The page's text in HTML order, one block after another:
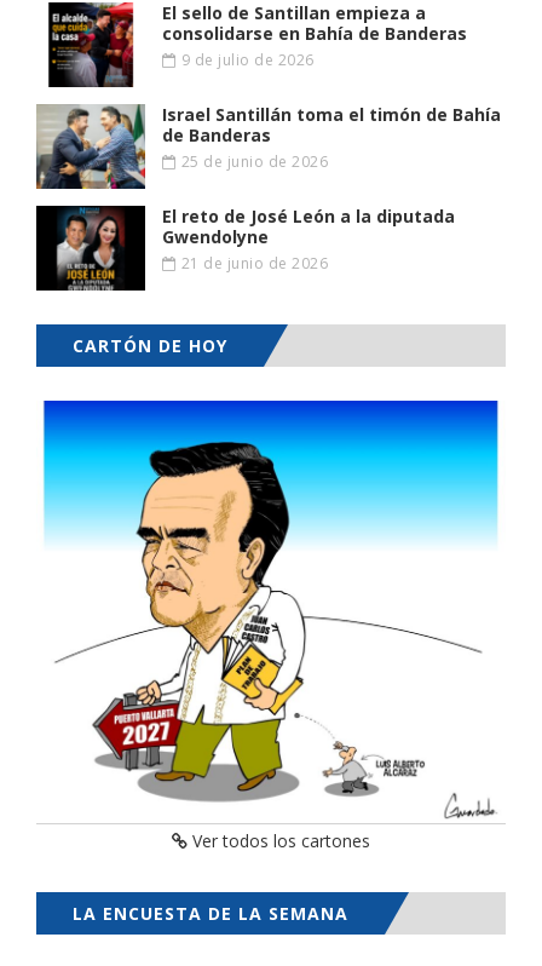
El sello de Santillan empieza a
consolidarse en Bahía de Banderas
9 de julio de 2026
Israel Santillán toma el timón de Bahía
de Banderas
25 de junio de 2026
El reto de José León a la diputada
Gwendolyne
21 de junio de 2026
CARTÓN DE HOY
Ver todos los cartones
LA ENCUESTA DE LA SEMANA